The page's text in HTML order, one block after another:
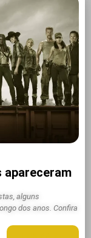
apareceram
alguns
dos anos. Confira